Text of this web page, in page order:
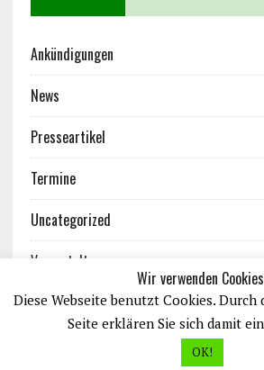
Ankündigungen
News
Presseartikel
Termine
Uncategorized
Veranstaltungen
Wir verwenden
Diese Webseite benutzt Cookies. Durch
Seite erklären Sie sich damit
OK!